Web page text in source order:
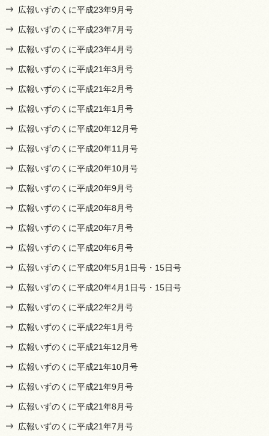
広報いずのくに平成23年9月号
広報いずのくに平成23年7月号
広報いずのくに平成23年4月号
広報いずのくに平成21年3月号
広報いずのくに平成21年2月号
広報いずのくに平成21年1月号
広報いずのくに平成20年12月号
広報いずのくに平成20年11月号
広報いずのくに平成20年10月号
広報いずのくに平成20年9月号
広報いずのくに平成20年8月号
広報いずのくに平成20年7月号
広報いずのくに平成20年6月号
広報いずのくに平成20年5月1日号・15日号
広報いずのくに平成20年4月1日号・15日号
広報いずのくに平成22年2月号
広報いずのくに平成22年1月号
広報いずのくに平成21年12月号
広報いずのくに平成21年10月号
広報いずのくに平成21年9月号
広報いずのくに平成21年8月号
広報いずのくに平成21年7月号